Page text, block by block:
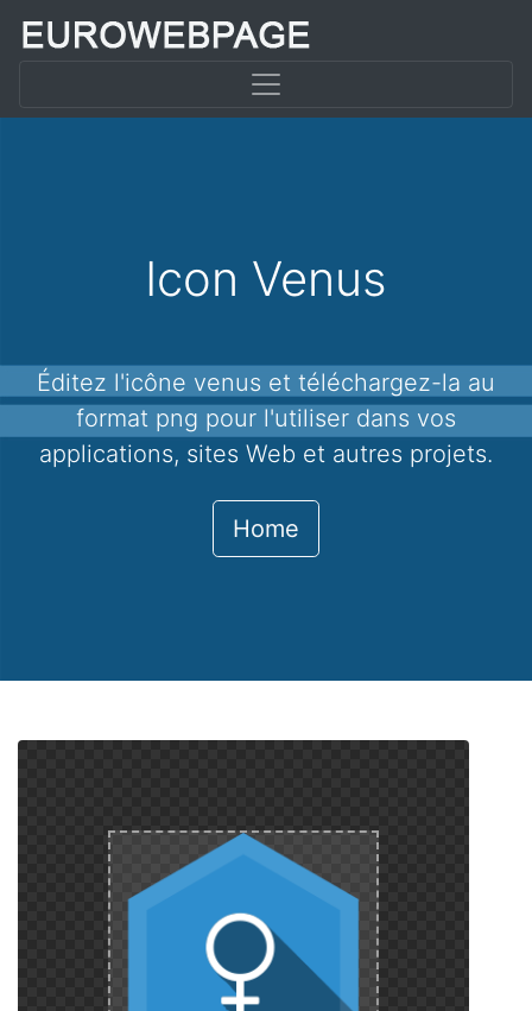
Icon Venus
Éditez l'icône venus et téléchargez-la au
format png pour l'utiliser dans vos
applications, sites Web et autres projets.
Home